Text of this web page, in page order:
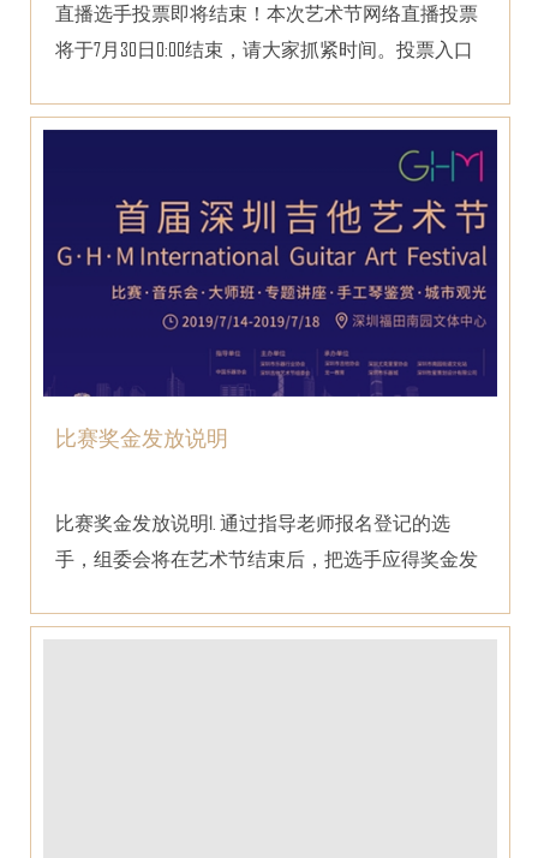
直播选手投票即将结束！本次艺术节网络直播投票
将于7月30日0:00结束，请大家抓紧时间。投票入口
比赛奖金发放说明
比赛奖金发放说明1. 通过指导老师报名登记的选
手，组委会将在艺术节结束后，把选手应得奖金发